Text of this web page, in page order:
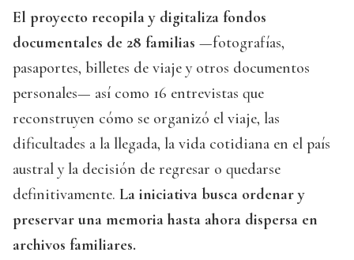
El proyecto recopila y digitaliza fondos
documentales de 28 familias —fotografías,
pasaportes, billetes de viaje y otros documentos
personales— así como 16 entrevistas que
reconstruyen cómo se organizó el viaje, las
dificultades a la llegada, la vida cotidiana en el país
austral y la decisión de regresar o quedarse
definitivamente. La iniciativa busca ordenar y
preservar una memoria hasta ahora dispersa en
archivos familiares.